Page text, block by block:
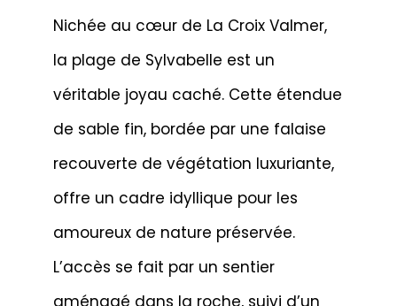
Nichée au cœur de La Croix Valmer,
la plage de Sylvabelle est un
véritable joyau caché. Cette étendue
de sable fin, bordée par une falaise
recouverte de végétation luxuriante,
offre un cadre idyllique pour les
amoureux de nature préservée.
L’accès se fait par un sentier
aménagé dans la roche, suivi d’un